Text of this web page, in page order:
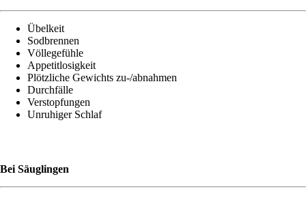
Übel­keit
Sod­bren­nen
Völ­le­ge­füh­le
Appe­tit­lo­sig­keit
Plötz­li­che Gewichts zu-/ab­nah­men
Durch­fäl­le
Ver­stop­fun­gen
Unru­hi­ger Schlaf
Bei Säug­lin­gen